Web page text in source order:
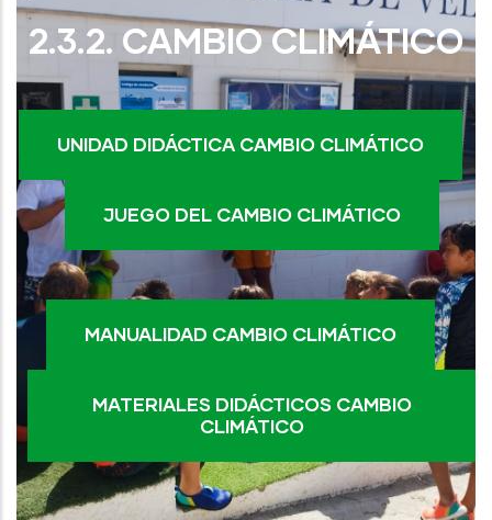
2.3.2. CAMBIO CLIMÁTICO
UNIDAD DIDÁCTICA CAMBIO CLIMÁTICO
JUEGO DEL CAMBIO CLIMÁTICO
MANUALIDAD CAMBIO CLIMÁTICO
MATERIALES DIDÁCTICOS CAMBIO
CLIMÁTICO